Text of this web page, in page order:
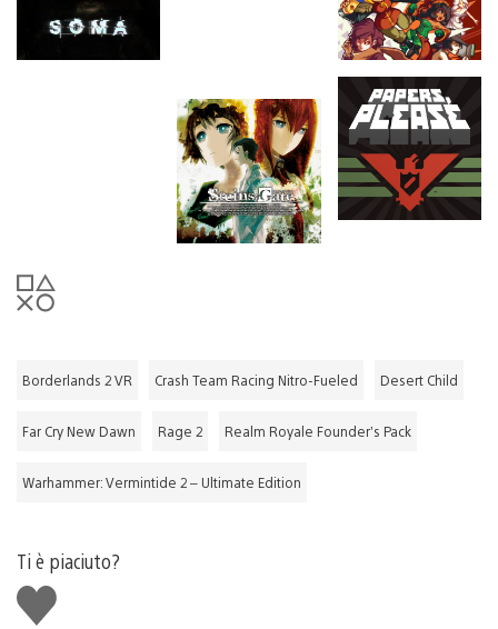
Borderlands 2 VR Crash Team Racing Nitro-Fueled Desert Child
Far Cry New Dawn Rage 2 Realm Royale Founder’s Pack
Warhammer: Vermintide 2 – Ultimate Edition
Ti è piaciuto?
Mi
piace